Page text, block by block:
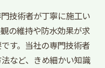
技術者が丁寧に施工い
の維持や防水効果が求
す。当社の専門技術者
など、きめ細かい知識